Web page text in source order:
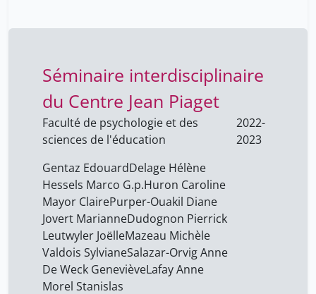
recherche
Séminaire interdisciplinaire
du Centre Jean Piaget
Faculté de psychologie et des
sciences de l'éducation
2022-
2023
Gentaz EdouardDelage Hélène
Hessels Marco G.p.Huron Caroline
Mayor ClairePurper-Ouakil Diane
Jovert MarianneDudognon Pierrick
Leutwyler JoëlleMazeau Michèle
Valdois SylvianeSalazar-Orvig Anne
De Weck GenevièveLafay Anne
Morel Stanislas